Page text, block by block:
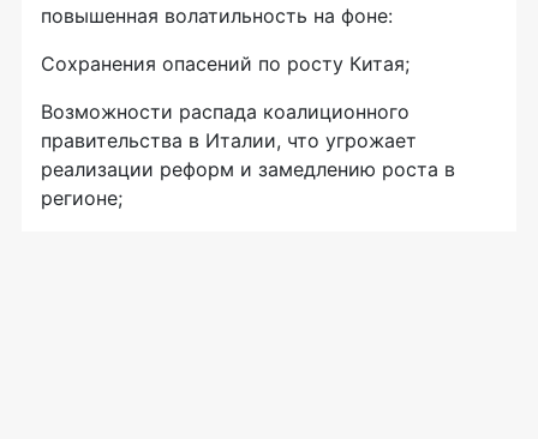
повышенная волатильность на фоне:
Сохранения опасений по росту Китая;
Возможности распада коалиционного
правительства в Италии, что угрожает
реализации реформ и замедлению роста в
регионе;